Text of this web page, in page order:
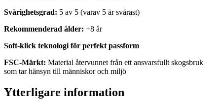
Svårighetsgrad: 5 av 5 (varav 5 är svårast)
Rekommenderad ålder: +8 år
Soft-klick teknologi för perfekt passform
FSC-Märkt: Material återvunnet från ett ansvarsfullt skogsbruk
som tar hänsyn till människor och miljö
Ytterligare information